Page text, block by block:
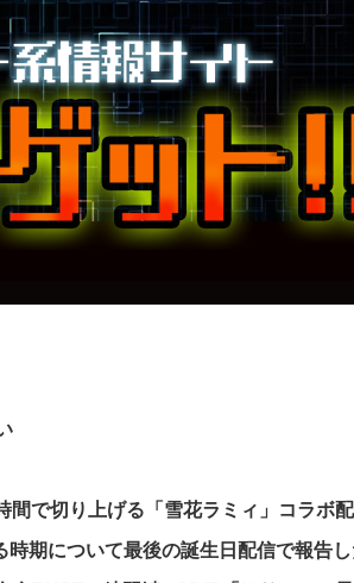
で切り上げる「雪花ラミィ」コラボ
期について最後の誕生日配信で報告